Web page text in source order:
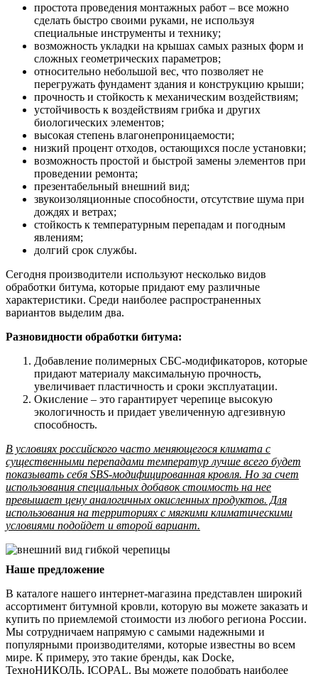
простота проведения монтажных работ – все можно
сделать быстро своими руками, не используя
специальные инструменты и технику;
возможность укладки на крышах самых разных форм и
сложных геометрических параметров;
относительно небольшой вес, что позволяет не
перегружать фундамент здания и конструкцию крыши;
прочность и стойкость к механическим воздействиям;
устойчивость к воздействиям грибка и других
биологических элементов;
высокая степень влагонепроницаемости;
низкий процент отходов, остающихся после установки;
возможность простой и быстрой замены элементов при
проведении ремонта;
презентабельный внешний вид;
звукоизоляционные способности, отсутствие шума при
дождях и ветрах;
стойкость к температурным перепадам и погодным
явлениям;
долгий срок службы.
Сегодня производители используют несколько видов
обработки битума, которые придают ему различные
характеристики. Среди наиболее распространенных
вариантов выделим два.
Разновидности обработки битума:
Добавление полимерных СБС-модификаторов, которые
придают материалу максимальную прочность,
увеличивает пластичность и сроки эксплуатации.
Окисление – это гарантирует черепице высокую
экологичность и придает увеличенную адгезивную
способность.
В условиях российского часто меняющегося климата с
существенными перепадами температур лучше всего будет
показывать себя SBS-модифицированная кровля. Но за счет
использования специальных добавок стоимость на нее
превышает цену аналогичных окисленных продуктов. Для
использования на территориях с мягкими климатическими
условиями подойдет и второй вариант.
Наше предложение
В каталоге нашего интернет-магазина представлен широкий
ассортимент битумной кровли, которую вы можете заказать и
купить по приемлемой стоимости из любого региона России.
Мы сотрудничаем напрямую с самыми надежными и
популярными производителями, которые известны во всем
мире. К примеру, это такие бренды, как Docke,
ТехноНИКОЛЬ, ICOPAL. Вы можете подобрать наиболее